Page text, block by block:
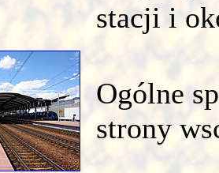
stacji i
Ogólne
strony